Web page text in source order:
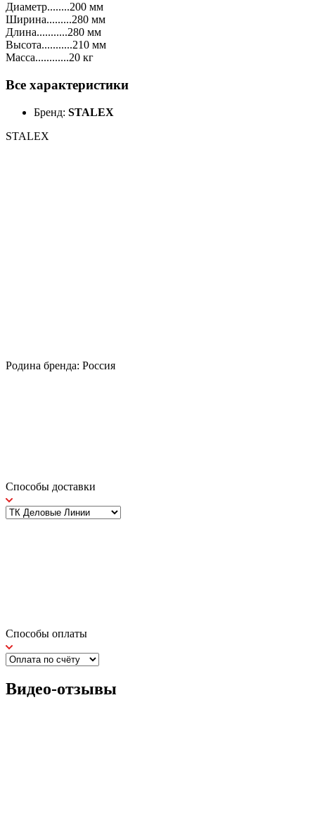
Диаметр........200 мм
Ширина.........280 мм
Длина...........280 мм
Высота...........210 мм
Масса............20 кг
Все характеристики
Бренд: STALEX
STALEX
Родина бренда: Россия
Способы доставки
Способы оплаты
Видео-отзывы